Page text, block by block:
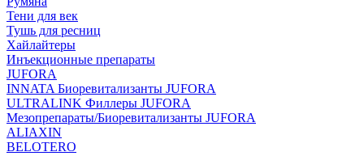
Тени для век
Тушь для ресниц
Хайлайтеры
Инъекционные препараты
JUFORA
INNATA Биоревитализанты JUFORA
ULTRALINK Филлеры JUFORA
Мезопрепараты/Биоревитализанты JUFORA
ALIAXIN
BELOTERO